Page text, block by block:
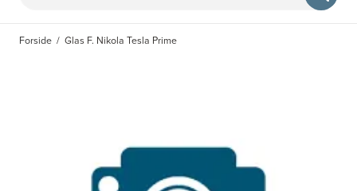
Forside Glas F. Nikola Tesla Prime